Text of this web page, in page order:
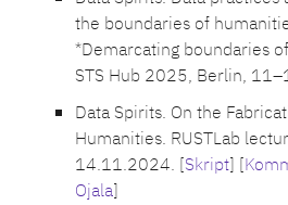
the boundaries of
*Demarcating boundaries
STS Hub 2025, Berlin,
Data Spirits. On the
Humanities. RUSTLab
14.11.2024. [Skript] [
Ojala]